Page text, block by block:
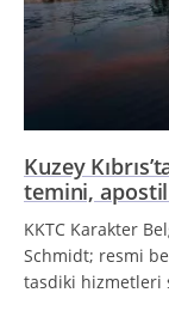
Kuzey
temini,
KKTC Karakter
Schmidt; resmi
tasdiki hizmetleri